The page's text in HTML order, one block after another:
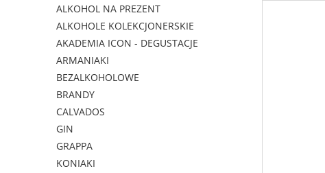
ALKOHOL NA PREZENT
ALKOHOLE KOLEKCJONERSKIE
AKADEMIA ICON - DEGUSTACJE
ARMANIAKI
BEZALKOHOLOWE
BRANDY
CALVADOS
GIN
GRAPPA
KONIAKI